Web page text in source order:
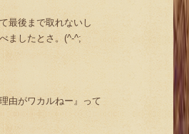
最後まで取れないし
ましたとさ。(^-^;
由がワカルねー』って